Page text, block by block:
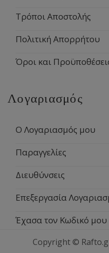
Τρόποι Αποστολής
Πολιτική Απορρήτου
Όροι και
Λογαριασμός
Ο Λογαριασμός μου
Παραγγελίες
Διευθύνσεις
Επεξεργασία
Έχασα τον Κωδικό μου
Copyright ©